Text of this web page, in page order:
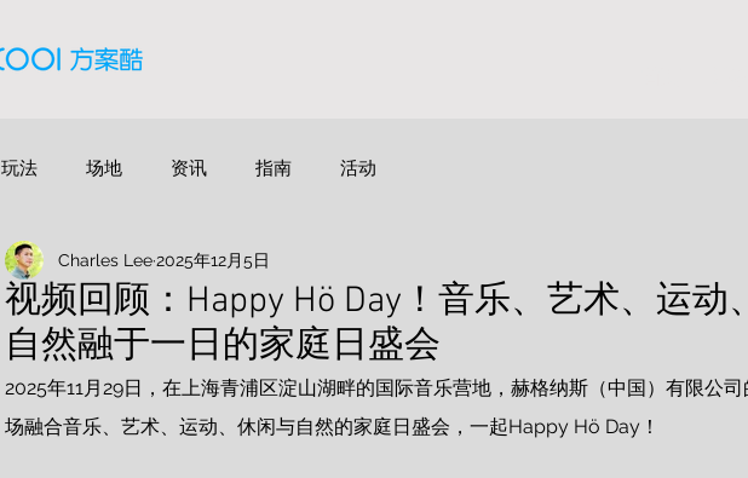
玩法 场地 资讯 指南 活动
视频回顾：Happy Hö Day！音乐、艺术、运动
自然融于一日的家庭日盛会
Charles Lee2025年12月5日
2025年11月29日，在上海青浦区淀山湖畔的国际音乐营地，赫格纳斯（中国）有限公
场融合音乐、艺术、运动、休闲与自然的家庭日盛会，一起Happy Hö Day！